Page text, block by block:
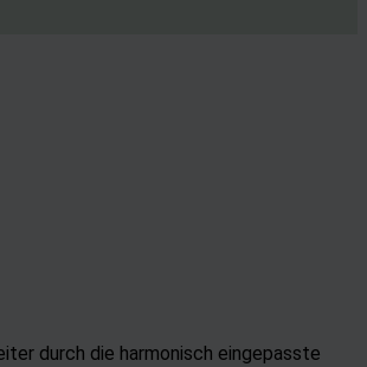
durch die harmonisch eingepasste